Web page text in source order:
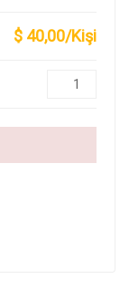
$ 40,00/Kişi